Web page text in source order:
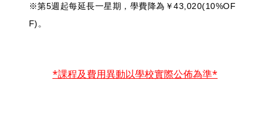
※第5週起每延長一星期，學費降為 ￥43 ,020(10%OF
F)。
*課程及費用異動以學校實際公佈為準*